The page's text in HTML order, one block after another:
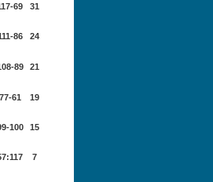
69 31
86 24
89 21
77-61 19
100 15
7